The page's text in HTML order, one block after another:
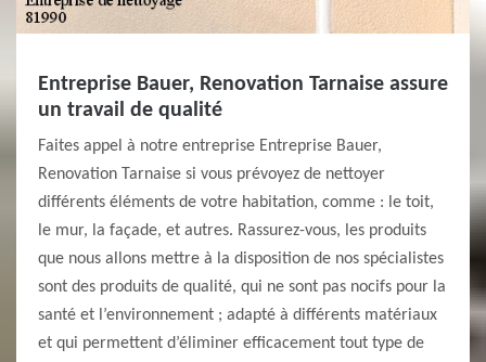
Entreprise Bauer, Renovation Tarnaise assure
un travail de qualité
Faites appel à notre entreprise Entreprise Bauer,
Renovation Tarnaise si vous prévoyez de nettoyer
différents éléments de votre habitation, comme : le toit,
le mur, la façade, et autres. Rassurez-vous, les produits
que nous allons mettre à la disposition de nos spécialistes
sont des produits de qualité, qui ne sont pas nocifs pour la
santé et l’environnement ; adapté à différents matériaux
et qui permettent d’éliminer efficacement tout type de